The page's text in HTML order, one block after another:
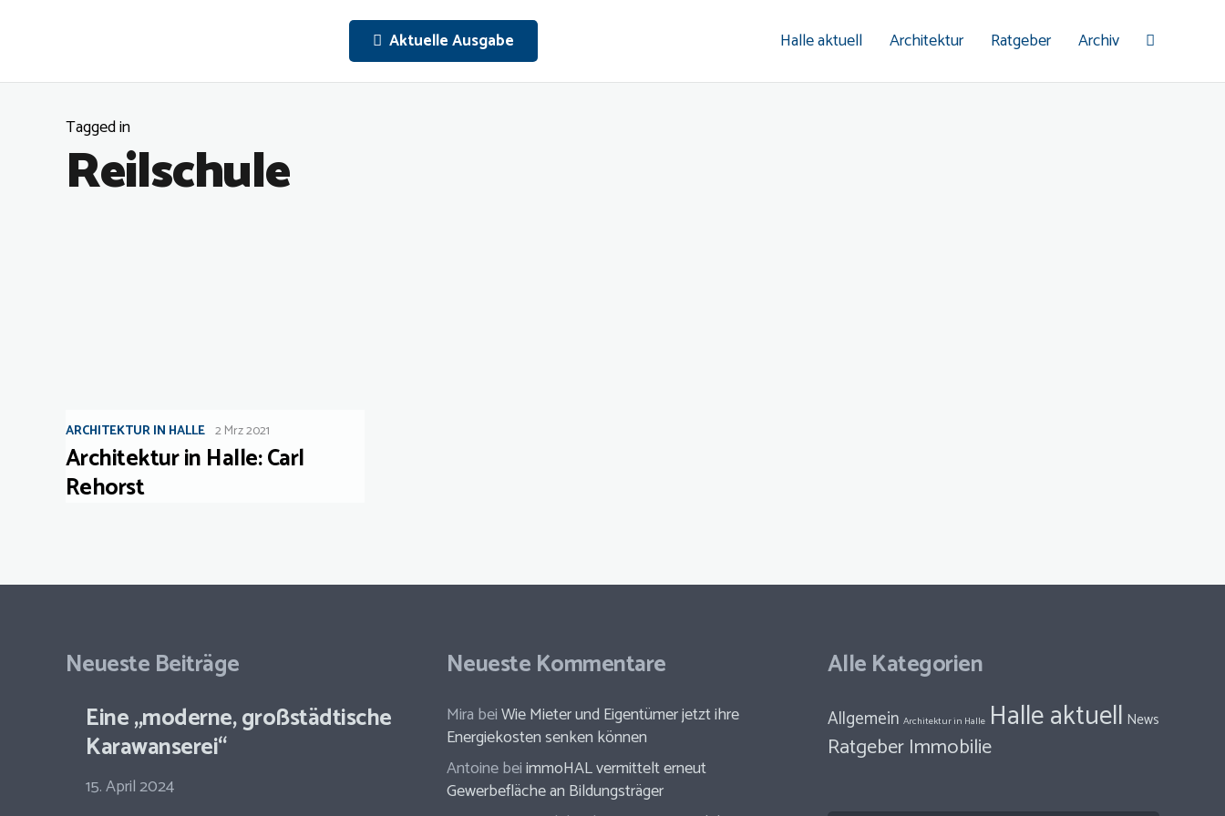
Aktuelle Ausgabe Halle aktuell Architektur Ratgeber Archiv
Tagged in
Reilschule
ARCHITEKTUR IN HALLE 2 Mrz 2021
Architektur in Halle: Carl
Rehorst
Neueste Beiträge
Eine „moderne, großstädtische
Karawanserei“
15. April 2024
Neueste Kommentare
Mira beiWie Mieter und Eigentümer jetzt ihre
Energiekosten senken können
AntoinebeiimmoHAL vermittelt erneut
Gewerbefläche an Bildungsträger
Alle Kategorien
Allgemein Architektur in Halle Halle aktuell News
Ratgeber Immobilie